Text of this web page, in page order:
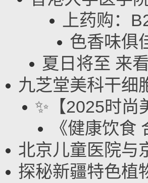
上药购：
色香味俱
夏日将至 来
九芝堂美科干细
✨【2025时尚
《健康饮食
北京儿童医院与
探秘新疆特色植